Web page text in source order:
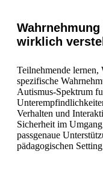
wirklich
Teilnehmende lernen,
spezifische
Autismus-Spektrum
Verhalten und
Sicherheit im
passgenaue
pädagogischen